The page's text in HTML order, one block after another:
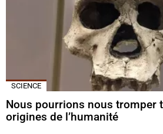
SCIENCE
Nous pourrions nous tromper
origines de l’humanité